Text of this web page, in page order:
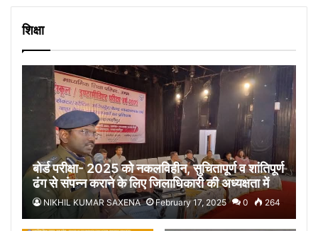
शिक्षा
बोर्ड परीक्षा- 2025 को नकलविहीन, सुचितापूर्ण व शांतिपूर्ण
ढंग से संपन्न कराने के लिए जिलाधिकारी की अध्यक्षता में
प्रशिक्षण संपन्न
NIKHIL KUMAR SAXENA February 17, 2025 0 264